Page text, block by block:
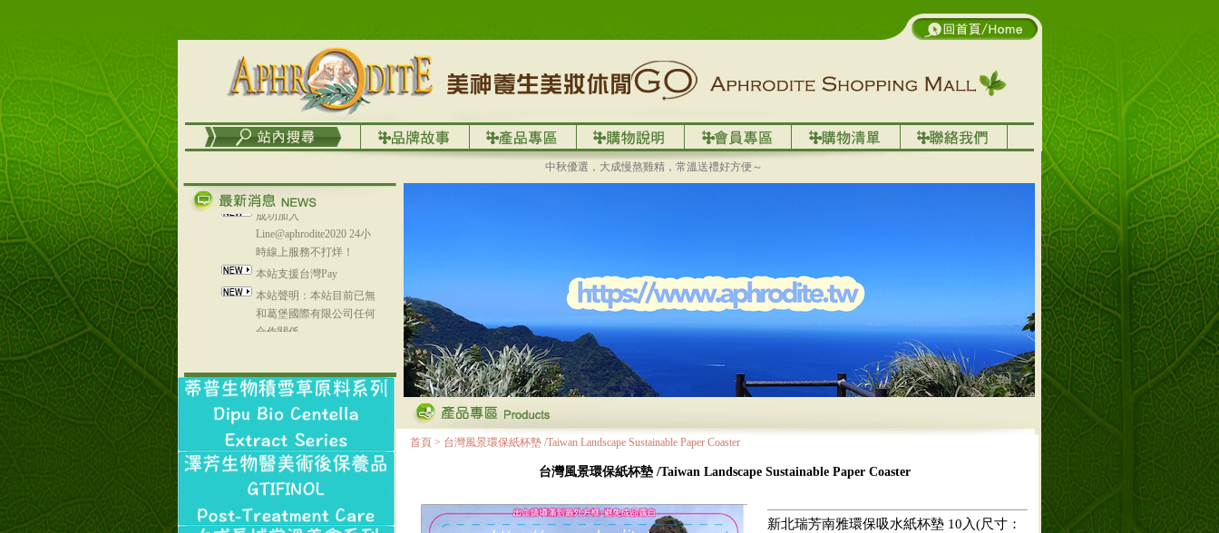
中秋優選，大成慢熬雞精，常溫送禮好方便～
列，可以郵寄至部分亞太
地區～
在外租屋者、居住處無管
理員、不方便在工作地點
取件者，歡迎多多使用
【郵局i郵箱】的服務喔～
成功加入
Line@aphrodite2020 24小
時線上服務不打烊！
本站支援台灣Pay
本站聲明：本站目前已無
和葛堡國際有限公司任何
合作關係
陆运费不限重量，调降为
NT$320(RMB￥71.00)
首頁 > 台灣風景環保紙杯墊 /Taiwan Landscape Sustainable Paper Coaster
台灣風景環保紙杯墊 /Taiwan Landscape Sustainable Paper Coaster
新北瑞芳南雅環保吸水紙杯墊 10入(尺寸：